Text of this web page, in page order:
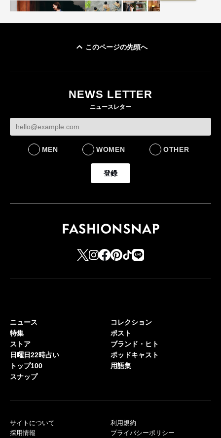
ケットなど7型を発売
をラインナップ
このページの先頭へ
NEWS LETTER
ニュースレター
MEN WOMEN OTHER
登録
ニュース
特集
ストア
日曜日22時占い
トップ100
スナップ
コレクション
ポスト
ブランド・ヒト
ポッドキャスト
用語集
サイトについて
採用情報
利用規約
プライバシーポリシー